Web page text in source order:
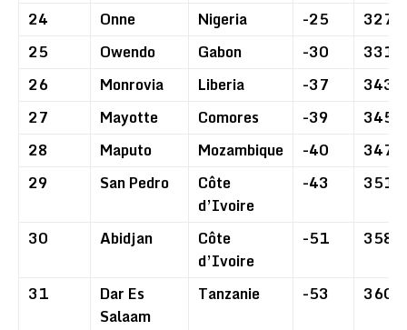
24
Onne Nigeria -25
327
25
Owendo Gabon -30
331
26
Monrovia Liberia -37
343
27
Mayotte Comores -39
345
28
Maputo Mozambique -40
347
29
San Pedro
Côte
d’Ivoire
-43 351
30 Abidjan
Côte
d’Ivoire
-51 358
31
Dar Es
Salaam
Tanzanie -53 360